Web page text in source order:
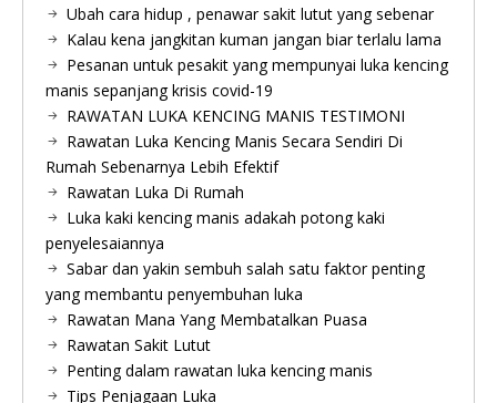
Ubah cara hidup , penawar sakit lutut yang sebenar
Kalau kena jangkitan kuman jangan biar terlalu lama
Pesanan untuk pesakit yang mempunyai luka kencing
manis sepanjang krisis covid-19
RAWATAN LUKA KENCING MANIS TESTIMONI
Rawatan Luka Kencing Manis Secara Sendiri Di
Rumah Sebenarnya Lebih Efektif
Rawatan Luka Di Rumah
Luka kaki kencing manis adakah potong kaki
penyelesaiannya
Sabar dan yakin sembuh salah satu faktor penting
yang membantu penyembuhan luka
Rawatan Mana Yang Membatalkan Puasa
Rawatan Sakit Lutut
Penting dalam rawatan luka kencing manis
Tips Penjagaan Luka